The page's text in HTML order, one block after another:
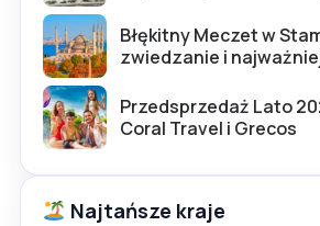
Błękitny Meczet w
zwiedzanie i
Przedsprzedaż Lato
Coral Travel i Grecos
Najtańsze kraje